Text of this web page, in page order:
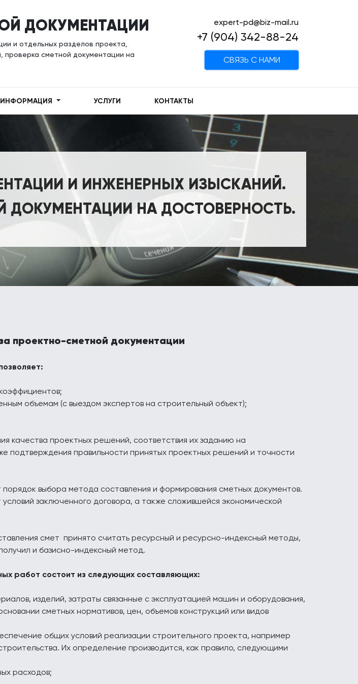
ДОКУМЕНТАЦИИ
и отдельных разделов проекта,
проверка сметной документации на
expert-pd@biz-mail.ru
+7 (904) 342-88-24
CВЯЗЬ С НАМИ
ИНФОРМАЦИЯ УСЛУГИ КОНТАКТЫ
И ИНЖЕНЕРНЫХ ИЗЫСКАНИЙ.
ДОКУМЕНТАЦИИ НА ДОСТОВЕРНОСТЬ.
проектно-сметной документации
объемам (с выездом экспертов на строительный объект);
качества проектных решений, соответствия их заданию на
правильности принятых проектных решений и точности
выбора метода составления и формирования сметных документов.
заключенного договора, а также сложившейся экономической
смет принято считать ресурсный и ресурсно-индексный методы,
и базисно-индексный метод.
работ состоит из следующих составляющих:
изделий, затраты связанные с эксплуатацией машин и оборудования,
сметных нормативов, цен, объемов конструкций или видов
общих условий реализации строительного проекта, например
Их определение производится, как правило, следующими
расходов;